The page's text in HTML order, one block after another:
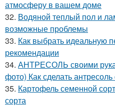
атмосферу в вашем доме
32. Водяной теплый пол и
возможные проблемы
33. Как выбрать идеальную
рекомендации
34. АНТРЕСОЛЬ своими
фото) Как сделать
35. Картофель семенной
сорта